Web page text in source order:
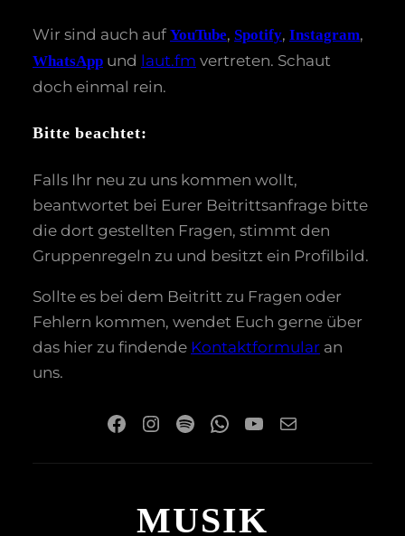
Wir sind auch auf YouTube, Spotify, Instagram,
WhatsApp und laut.fm vertreten. Schaut
doch einmal rein.
Bitte beachtet:
Falls Ihr neu zu uns kommen wollt,
beantwortet bei Eurer Beitrittsanfrage bitte
die dort gestellten Fragen, stimmt den
Gruppenregeln zu und besitzt ein Profilbild.
Sollte es bei dem Beitritt zu Fragen oder
Fehlern kommen, wendet Euch gerne über
das hier zu findende Kontaktformular an
uns.
Facebook
Instagram
SpotifyWhatsApp
YouTube
E-Mail
MUSIK